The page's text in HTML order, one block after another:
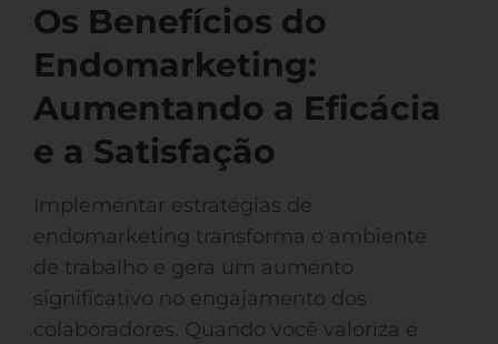
Os Benefícios do
Endomarketing:
Aumentando a Eficácia
e a Satisfação
Implementar estratégias de
endomarketing transforma o ambiente
de trabalho e gera um aumento
significativo no engajamento dos
colaboradores. Quando você valoriza e